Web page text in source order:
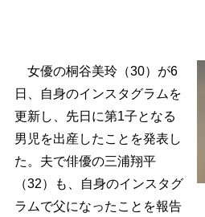
女優の桐谷美玲（30）が6
日、自身のインスタグラムを
更新し、先日に第1子となる
男児を出産したことを発表し
た。夫で俳優の三浦翔平
（32）も、自身のインスタグ
ラムで父になったことを報告